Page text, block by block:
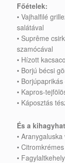
Főételek:
• Vajhalfilé
salátával
• Suprême
szamócával
• Hízott
• Borjú bécsi
•
• Kapros-
• Káposztás
És a
•
•
•